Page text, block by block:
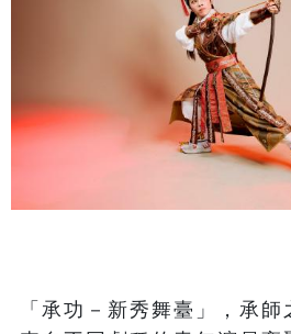
「承功－新秀舞臺」，承師